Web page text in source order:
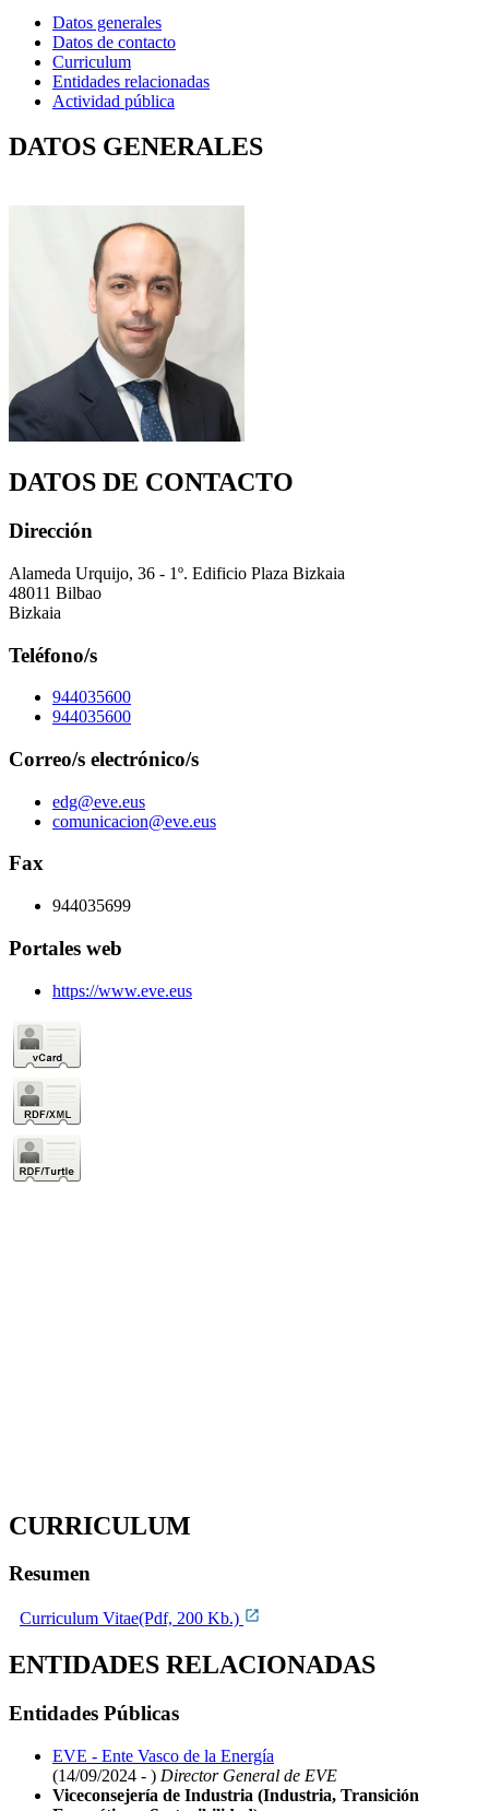
Datos generales
Datos de contacto
Curriculum
Entidades relacionadas
Actividad pública
DATOS GENERALES
DATOS DE CONTACTO
Dirección
Alameda Urquijo, 36 - 1º. Edificio Plaza Bizkaia
48011 Bilbao
Bizkaia
Teléfono/s
944035600
944035600
Correo/s electrónico/s
edg@eve.eus
comunicacion@eve.eus
Fax
944035699
Portales web
https://www.eve.eus
CURRICULUM
Resumen
Curriculum Vitae(Pdf, 200 Kb.)
ENTIDADES RELACIONADAS
Entidades Públicas
EVE - Ente Vasco de la Energía
(14/09/2024 - ) Director General de EVE
Viceconsejería de Industria (Industria, Transición